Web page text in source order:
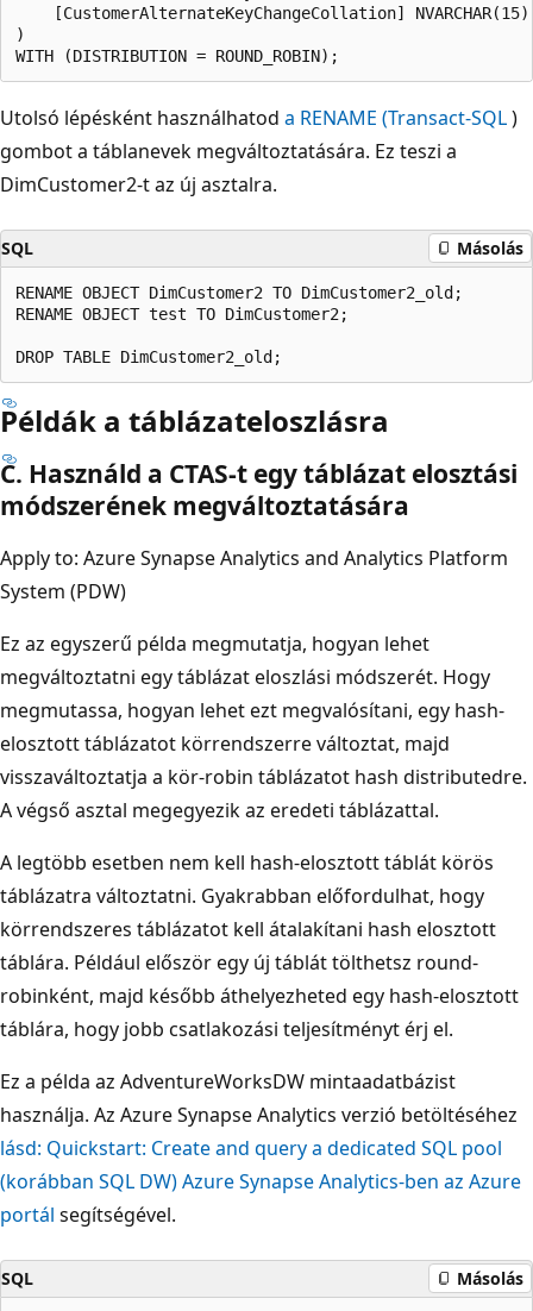
[CustomerAlternateKeyChangeCollation]
)
Utolsó lépésként használhatod a RENAME (Transact-SQL)
gombot a táblanevek megváltoztatására. Ez teszi a
DimCustomer2-t az új asztalra.
SQL Másolás
RENAME OBJECT DimCustomer2 TO DimCustomer2_old;
RENAME OBJECT test TO DimCustomer2;
Példák a táblázateloszlásra
C. Használd a CTAS-t egy táblázat elosztási
módszerének megváltoztatására
Apply to: Azure Synapse Analytics and Analytics Platform
System (PDW)
Ez az egyszerű példa megmutatja, hogyan lehet
megváltoztatni egy táblázat eloszlási módszerét. Hogy
megmutassa, hogyan lehet ezt megvalósítani, egy hash-
elosztott táblázatot körrendszerre változtat, majd
visszaváltoztatja a kör-robin táblázatot hash distributedre.
A végső asztal megegyezik az eredeti táblázattal.
A legtöbb esetben nem kell hash-elosztott táblát körös
táblázatra változtatni. Gyakrabban előfordulhat, hogy
körrendszeres táblázatot kell átalakítani hash elosztott
táblára. Például először egy új táblát tölthetsz round-
robinként, majd később áthelyezheted egy hash-elosztott
táblára, hogy jobb csatlakozási teljesítményt érj el.
Ez a példa az AdventureWorksDW mintaadatbázist
használja. Az Azure Synapse Analytics verzió betöltéséhez
lásd: Quickstart: Create and query a dedicated SQL pool
(korábban SQL DW) Azure Synapse Analytics-ben az Azure
portál segítségével.
SQL Másolás